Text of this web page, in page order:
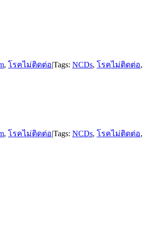
, โรคไม่ติดต่อ|Tags: NCDs, โรคไม่ติดต่อ,
, โรคไม่ติดต่อ|Tags: NCDs, โรคไม่ติดต่อ,